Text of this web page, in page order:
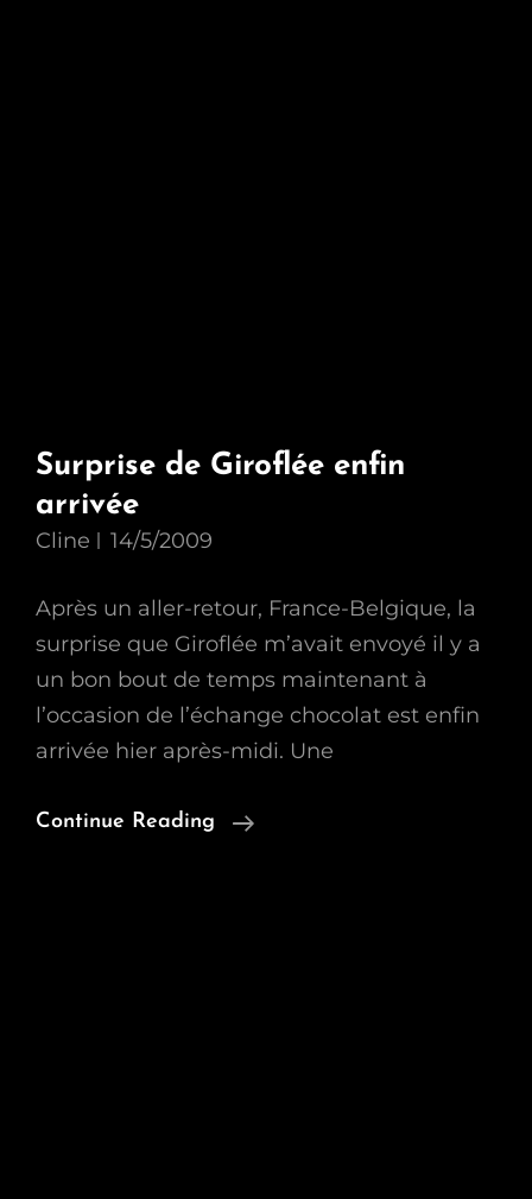
Surprise de Giroflée enfin
arrivée
Cline 14/5/2009
Après un aller-retour, France-Belgique, la
surprise que Giroflée m’avait envoyé il y a
un bon bout de temps maintenant à
l’occasion de l’échange chocolat est enfin
arrivée hier après-midi. Une
Continue Reading
Surprise